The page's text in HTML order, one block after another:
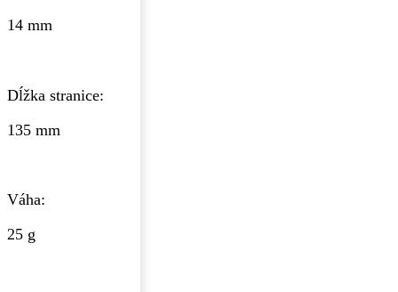
14 mm
Dĺžka stranice:
135 mm
Váha:
25 g